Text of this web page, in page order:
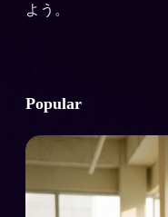
よう。
Popular